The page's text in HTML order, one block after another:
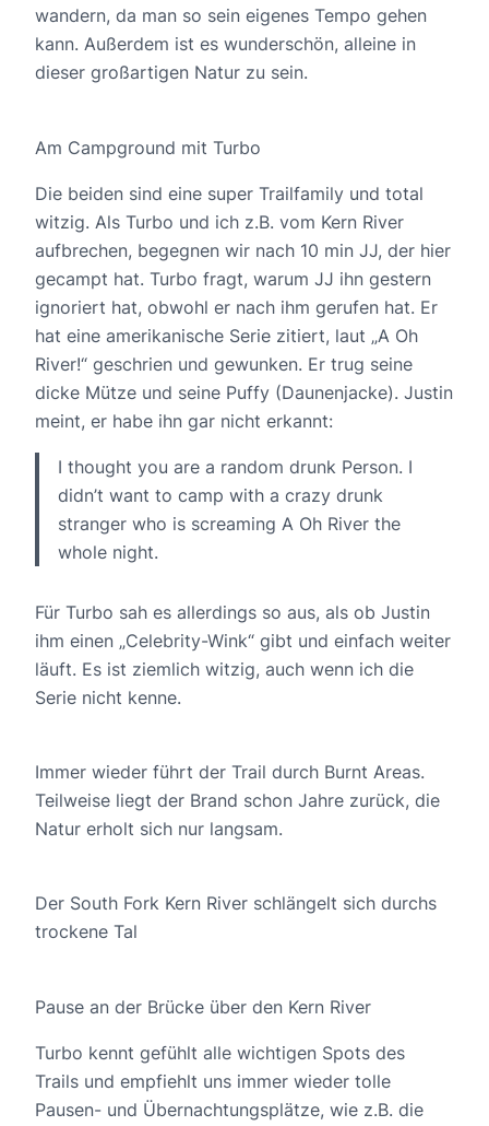
wandern, da man so sein eigenes Tempo gehen
kann. Außerdem ist es wunderschön, alleine in
dieser großartigen Natur zu sein.
Am Campground mit Turbo
Die beiden sind eine super Trailfamily und total
witzig. Als Turbo und ich z.B. vom Kern River
aufbrechen, begegnen wir nach 10 min JJ, der hier
gecampt hat. Turbo fragt, warum JJ ihn gestern
ignoriert hat, obwohl er nach ihm gerufen hat. Er
hat eine amerikanische Serie zitiert, laut „A Oh
River!“ geschrien und gewunken. Er trug seine
dicke Mütze und seine Puffy (Daunenjacke). Justin
meint, er habe ihn gar nicht erkannt:
I thought you are a random drunk Person. I
didn’t want to camp with a crazy drunk
stranger who is screaming A Oh River the
whole night.
Für Turbo sah es allerdings so aus, als ob Justin
ihm einen „Celebrity-Wink“ gibt und einfach weiter
läuft. Es ist ziemlich witzig, auch wenn ich die
Serie nicht kenne.
Immer wieder führt der Trail durch Burnt Areas.
Teilweise liegt der Brand schon Jahre zurück, die
Natur erholt sich nur langsam.
Der South Fork Kern River schlängelt sich durchs
trockene Tal
Pause an der Brücke über den Kern River
Turbo kennt gefühlt alle wichtigen Spots des
Trails und empfiehlt uns immer wieder tolle
Pausen- und Übernachtungsplätze, wie z.B. die